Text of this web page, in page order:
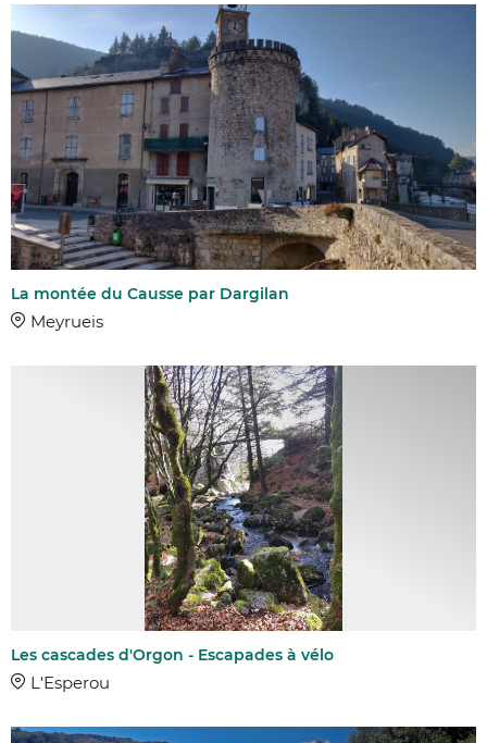
COMMUNES
La montée du Causse par Dargilan
Meyrueis
Les cascades d'Orgon - Escapades à vélo
L'Esperou